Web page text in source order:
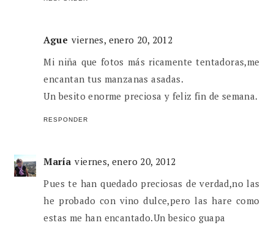
Ague viernes, enero 20, 2012
Mi niña que fotos más ricamente tentadoras,me
encantan tus manzanas asadas.
Un besito enorme preciosa y feliz fin de semana.
RESPONDER
María viernes, enero 20, 2012
Pues te han quedado preciosas de verdad,no las
he probado con vino dulce,pero las hare como
estas me han encantado.Un besico guapa